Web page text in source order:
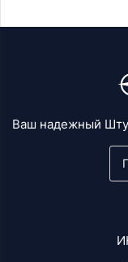
Ваш надежный